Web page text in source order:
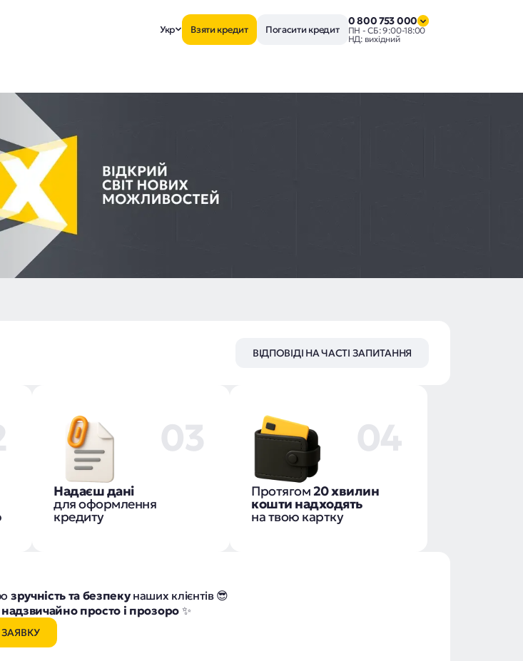
Укр Взяти кредит Погасити кредит
0 800 753 000
ПН - СБ: 9:00-18:00
НД: вихідний
ВІДПОВІДІ НА ЧАСТІ ЗАПИТАННЯ
03
Надаєш дані
для оформлення
кредиту
04
Протягом20 хвилин
кошти надходять
на твою картку
зручність та безпекунаших клієнтів 😎
надзвичайно просто і прозоро✨